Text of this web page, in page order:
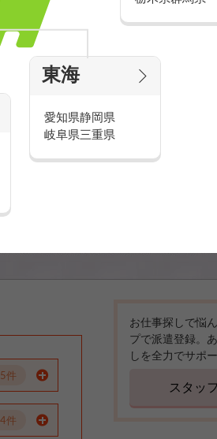
東海
愛知県静岡県
岐阜県三重県
ト求人
紹介！
官庁・官公
件
件
お仕事探しで悩
プで派遣登録。
しを全力でサポ
スタッ